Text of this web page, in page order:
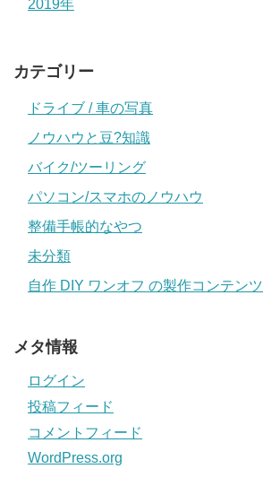
2019年
カテゴリー
ドライブ / 車の写真
ノウハウと豆?知識
バイク/ツーリング
パソコン/スマホのノウハウ
整備手帳的なやつ
未分類
自作 DIY ワンオフ の製作コンテンツ
メタ情報
ログイン
投稿フィード
コメントフィード
WordPress.org